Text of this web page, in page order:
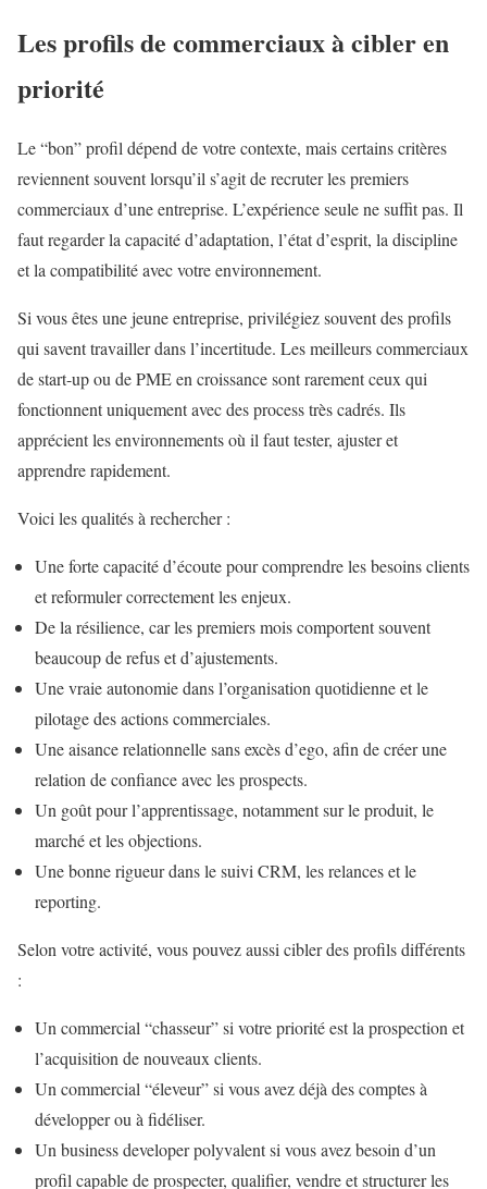
Les profils de commerciaux à cibler en
priorité
Le “bon” profil dépend de votre contexte, mais certains critères
reviennent souvent lorsqu’il s’agit de recruter les premiers
commerciaux d’une entreprise. L’expérience seule ne suffit pas. Il
faut regarder la capacité d’adaptation, l’état d’esprit, la discipline
et la compatibilité avec votre environnement.
Si vous êtes une jeune entreprise, privilégiez souvent des profils
qui savent travailler dans l’incertitude. Les meilleurs commerciaux
de start-up ou de PME en croissance sont rarement ceux qui
fonctionnent uniquement avec des process très cadrés. Ils
apprécient les environnements où il faut tester, ajuster et
apprendre rapidement.
Voici les qualités à rechercher :
Une forte capacité d’écoute pour comprendre les besoins clients
et reformuler correctement les enjeux.
De la résilience, car les premiers mois comportent souvent
beaucoup de refus et d’ajustements.
Une vraie autonomie dans l’organisation quotidienne et le
pilotage des actions commerciales.
Une aisance relationnelle sans excès d’ego, afin de créer une
relation de confiance avec les prospects.
Un goût pour l’apprentissage, notamment sur le produit, le
marché et les objections.
Une bonne rigueur dans le suivi CRM, les relances et le
reporting.
Selon votre activité, vous pouvez aussi cibler des profils différents
:
Un commercial “chasseur” si votre priorité est la prospection et
l’acquisition de nouveaux clients.
Un commercial “éleveur” si vous avez déjà des comptes à
développer ou à fidéliser.
Un business developer polyvalent si vous avez besoin d’un
profil capable de prospecter, qualifier, vendre et structurer les